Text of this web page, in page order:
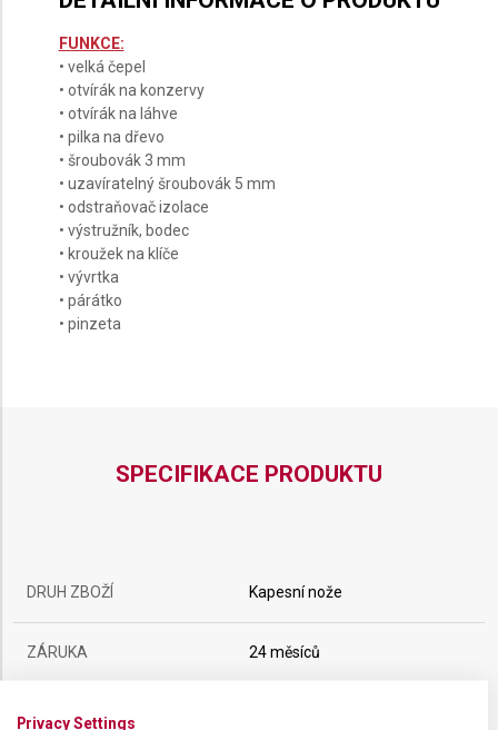
FUNKCE:
• velká čepel
• otvírák na konzervy
• otvírák na láhve
• pilka na dřevo
• šroubovák 3 mm
• uzavíratelný šroubovák 5 mm
• odstraňovač izolace
• výstružník, bodec
• kroužek na klíče
• vývrtka
• párátko
• pinzeta
SPECIFIKACE PRODUKTU
DRUH ZBOŽÍ Kapesní nože
ZÁRUKA 24 měsíců
Privacy Settings